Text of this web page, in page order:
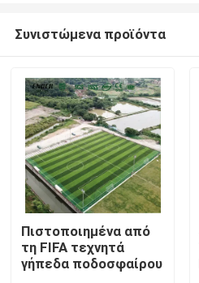
Αρχική
Προϊόντα
Συνιστώμενα προϊόντα
Πιστοποιημένα από
τη FIFA τεχνητά
γήπεδα ποδοσφαίρου